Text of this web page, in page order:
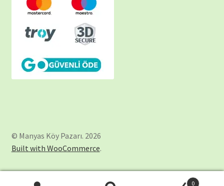
© Manyas Köy Pazarı. 2026
Built with WooCommerce.
0